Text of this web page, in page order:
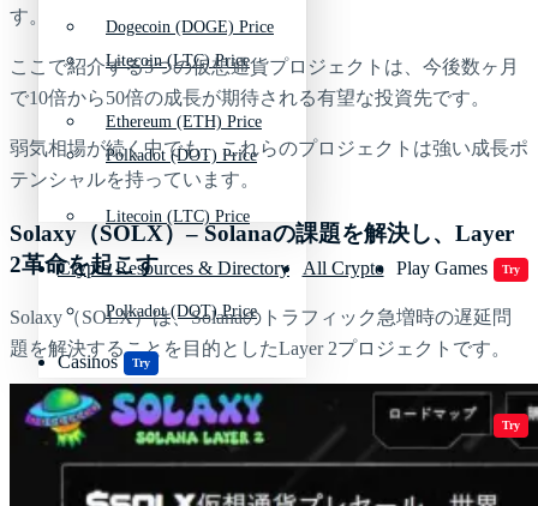
Litecoin (LTC) Price
Polkadot (DOT) Price
Crypto Resources & Directory All Crypto Play Games Try
Casinos Try
Dogecoin (DOGE) Price
Ethereum (ETH) Price
Litecoin (LTC) Price
Polkadot (DOT) Price
Crypto Resources & Directory All Crypto Play Games Try
す。
ここで紹介する5つの仮想通貨プロジェクトは、今後数ヶ月
で10倍から50倍の成長が期待される有望な投資先です。
弱気相場が続く中でも、これらのプロジェクトは強い成長ポ
テンシャルを持っています。
Solaxy（SOLX）– Solanaの課題を解決し、Layer
2革命を起こす
Solaxy（SOLX）は、Solanaのトラフィック急増時の遅延問
題を解決することを目的としたLayer 2プロジェクトです。